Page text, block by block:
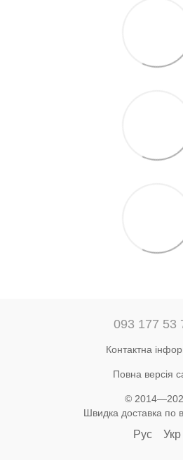
093 177 53
Контактна
Повна версія
©
Швидка доставка по
Рус Укр